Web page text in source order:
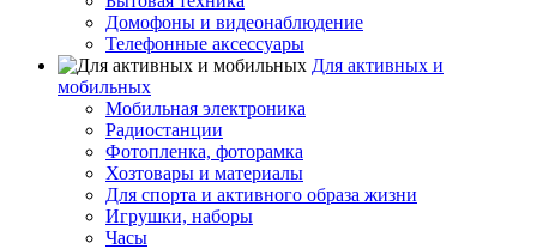
Домофоны и видеонаблюдение
Телефонные аксессуары
Для активных и
мобильных
Мобильная электроника
Радиостанции
Фотопленка, фоторамка
Хозтовары и материалы
Для спорта и активного образа жизни
Игрушки, наборы
Часы